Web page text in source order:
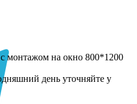
монтажом на окно 800*1200
день уточняйте у